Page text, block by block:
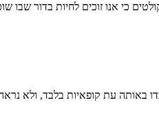
כי אנו זוכים לחיות בדור שבו
באותה עת קופאיות בלבד, ולא